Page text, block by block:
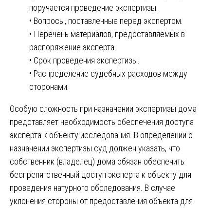
поручается проведение экспертизы.
• Вопросы, поставленные перед экспертом.
• Перечень материалов, предоставляемых в
распоряжение эксперта.
• Срок проведения экспертизы.
• Распределение судебных расходов между
сторонами.
Особую сложность при назначении экспертизы дома
представляет необходимость обеспечения доступа
эксперта к объекту исследования. В определении о
назначении экспертизы суд должен указать, что
собственник (владелец) дома обязан обеспечить
беспрепятственный доступ эксперта к объекту для
проведения натурного обследования. В случае
уклонения стороны от предоставления объекта для